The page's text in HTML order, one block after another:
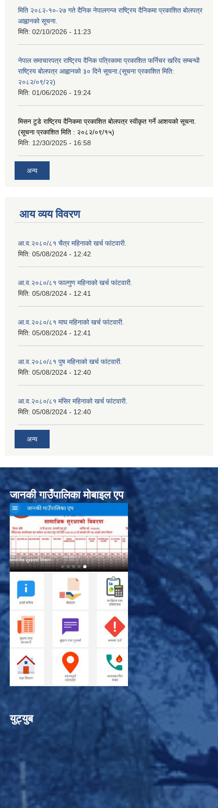
मिति २०८२-१०-२७ गते दैनिक नेपालगन्ज राष्ट्रिय दैनिकमा प्रकाशित बोलपत्र
आह्वानको सूचना.
मिति: 02/10/2026 - 11:23
नेपाल समाचारपत्र राष्ट्रिय दैनिक पत्रिकामा प्रकाशित फर्निचर खरिद सम्बन्धी
राष्ट्रिय बोलपत्र आह्वानको ३० दिने सूचना.(सूचना प्रकाशित मिति:
२०८२/०९/२२)
मिति: 01/06/2026 - 19:24
मिसन टुडे राष्ट्रिय दैनिकमा प्रकाशित बोलपत्र स्वीकृत गर्ने आशयको सूचना.
(सूचना प्रकाशित मिति : २०८२/०९/१५)
मिति: 12/30/2025 - 16:58
अन्य
आय व्यय विवरण
आ.व.२०८०/८१ चैत्र महिनाको खर्च फांटवारी.
मिति: 05/08/2024 - 12:42
आ.व.२०८०/८१ फाल्गुण महिनाको खर्च फांटवारी.
मिति: 05/08/2024 - 12:41
आ.व.२०८०/८१ माघ महिनाको खर्च फांटवारी.
मिति: 05/08/2024 - 12:41
आ.व.२०८०/८१ पुष महिनाको खर्च फांटवारी.
मिति: 05/08/2024 - 12:40
आ.व.२०८०/८१ मंसिर महिनाको खर्च फांटवारी.
मिति: 05/08/2024 - 12:40
अन्य
जानकी गाउँपालिका मोबाइल एप
युट्युब